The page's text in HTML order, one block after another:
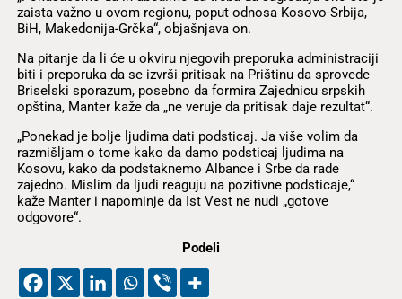
zaista važno u ovom regionu, poput odnosa Kosovo-Srbija,
BiH, Makedonija-Grčka“, objašnjava on.
Na pitanje da li će u okviru njegovih preporuka administraciji
biti i preporuka da se izvrši pritisak na Prištinu da sprovede
Briselski sporazum, posebno da formira Zajednicu srpskih
opština, Manter kaže da „ne veruje da pritisak daje rezultat“.
„Ponekad je bolje ljudima dati podsticaj. Ja više volim da
razmišljam o tome kako da damo podsticaj ljudima na
Kosovu, kako da podstaknemo Albance i Srbe da rade
zajedno. Mislim da ljudi reaguju na pozitivne podsticaje,“
kaže Manter i napominje da Ist Vest ne nudi „gotove
odgovore“.
Podeli